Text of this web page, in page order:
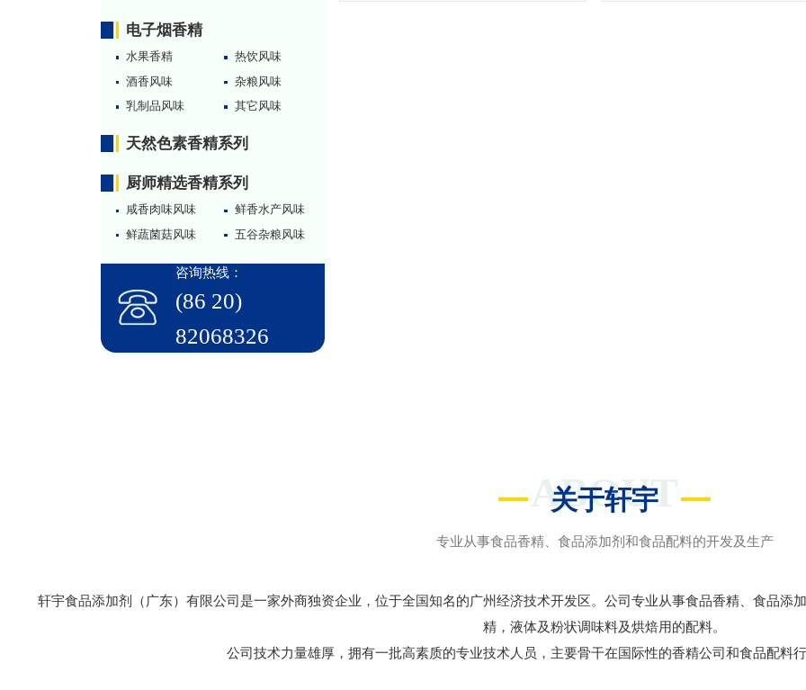
电子烟香精
水果香精
热饮风味
酒香风味
杂粮风味
乳制品风味
其它风味
天然色素香精系列
厨师精选香精系列
咸香肉味风味
鲜香水产风味
鲜蔬菌菇风味
五谷杂粮风味
咨询热线：
(86 20)
82068326
ABOUT
关于轩宇
专业从事食品香精、食品添加剂和食品配料的开发及生产
轩宇食品添加剂（广东）有限公司是一家外商独资企业，位于全国知名的广州经济技术开发区。公司专业从事食品香精、食品添
精，液体及粉状调味料及烘焙用的配料。
公司技术力量雄厚，拥有一批高素质的专业技术人员，主要骨干在国际性的香精公司和食品配料